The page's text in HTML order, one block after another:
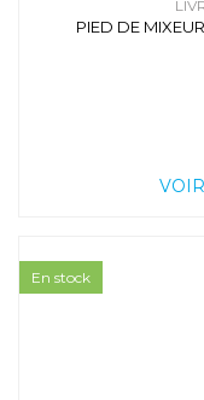
PIED DE
En stock